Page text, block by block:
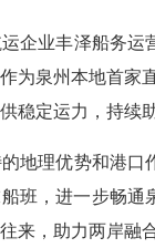
业丰泽船务运营
为泉州本地首家
稳定运力，持续
理优势和港口作
班，进一步畅通
来，助力两岸融